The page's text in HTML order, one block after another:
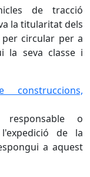
de tracció
la titularitat dels
per circular per a
la seva classe i
o
de la
a aquest